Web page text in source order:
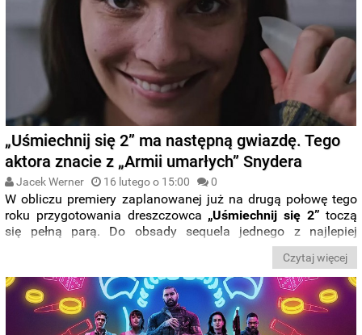
„Uśmiechnij się 2” ma następną gwiazdę. Tego
aktora znacie z „Armii umarłych” Snydera
Jacek Werner 16 lutego o 15:00 0
W obliczu premiery zaplanowanej już na drugą połowę tego
roku przygotowania dreszczowca „Uśmiechnij się 2” toczą
się pełną parą. Do obsady sequela jednego z najlepiej
zarabiających dreszczowców sprzed dwóch lat dołączył
. Znacie go przede wszystkim z„Armii
umarłych”Zacka Snydera.
Czytaj więcej